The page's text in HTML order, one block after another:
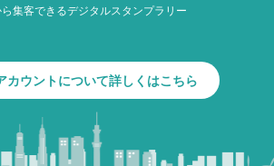
集客できるデジタルスタンプラリー
カウントについて詳しくはこちら